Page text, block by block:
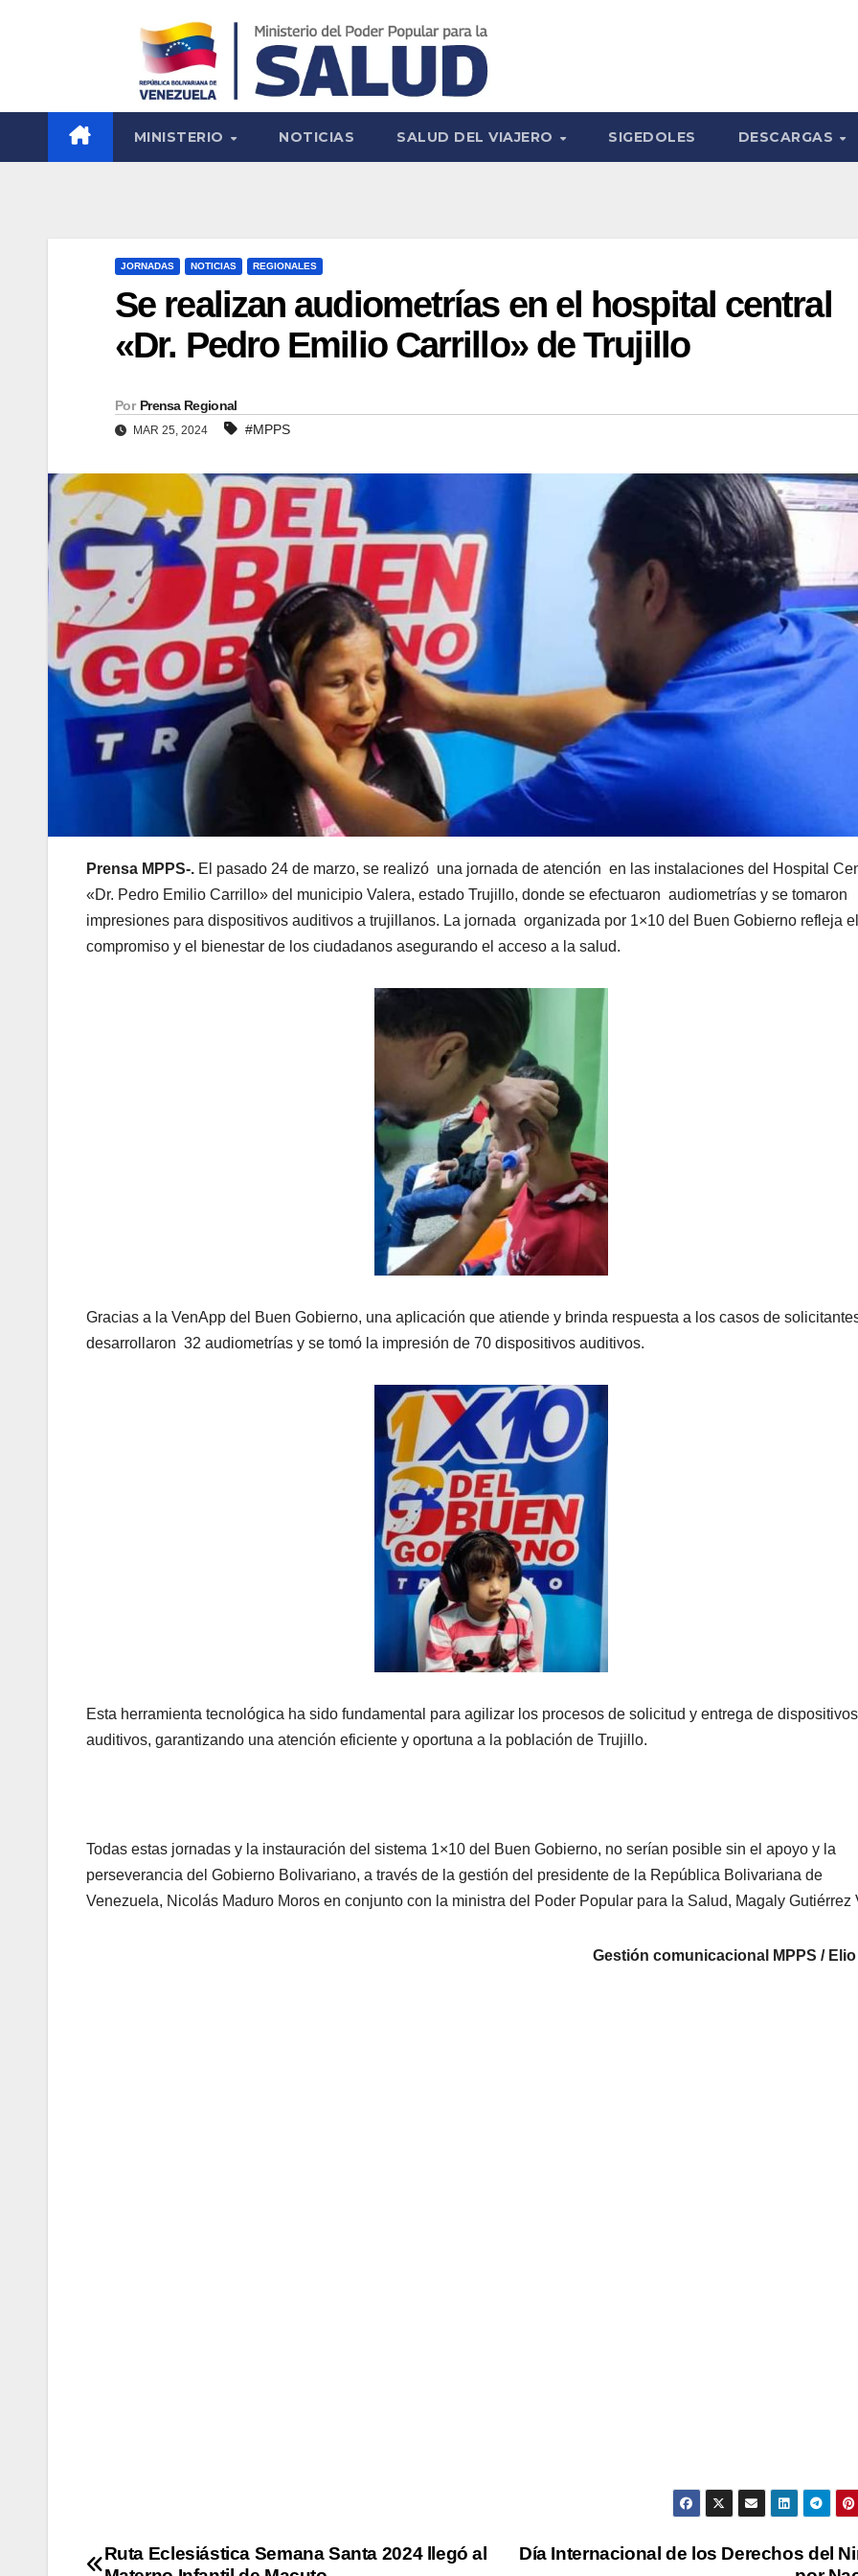
MINISTERIO NOTICIAS SALUD DEL VIAJERO SIGEDOLES DESCARGAS
JORNADAS NOTICIAS REGIONALES
Se realizan audiometrías en el hospital central
«Dr. Pedro Emilio Carrillo» de Trujillo
Por Prensa Regional
MAR 25, 2024 #MPPS
Prensa MPPS-. El pasado 24 de marzo, se realizó una jornada de atención en las instalaciones del Hospital
«Dr. Pedro Emilio Carrillo» del municipio Valera, estado Trujillo, donde se efectuaron audiometrías y se tomaron
impresiones para dispositivos auditivos a trujillanos. La jornada organizada por 1×10 del Buen Gobierno refleja el
compromiso y el bienestar de los ciudadanos asegurando el acceso a la salud.
Gracias a la VenApp del Buen Gobierno, una aplicación que atiende y brinda respuesta a los casos de
desarrollaron 32 audiometrías y se tomó la impresión de 70 dispositivos auditivos.
Esta herramienta tecnológica ha sido fundamental para agilizar los procesos de solicitud y entrega de dispositivos
auditivos, garantizando una atención eficiente y oportuna a la población de Trujillo.
Todas estas jornadas y la instauración del sistema 1×10 del Buen Gobierno, no serían posible sin el apoyo y la
perseverancia del Gobierno Bolivariano, a través de la gestión del presidente de la República Bolivariana de
Venezuela, Nicolás Maduro Moros en conjunto con la ministra del Poder Popular para la Salud, Magaly Gutiérrez
Gestión comunicacional MPPS /
Día Internacional de los Derechos del
Ruta Eclesiástica Semana Santa 2024 llegó al